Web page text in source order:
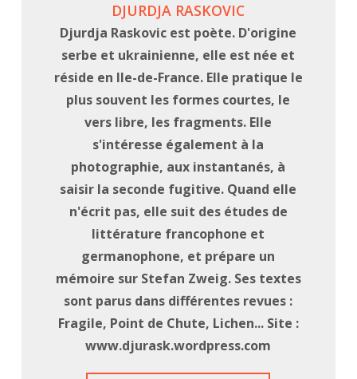
DJURDJA RASKOVIC
Djurdja Raskovic est poète. D'origine
serbe et ukrainienne, elle est née et
réside en Ile-de-France. Elle pratique le
plus souvent les formes courtes, le
vers libre, les fragments. Elle
s'intéresse également à la
photographie, aux instantanés, à
saisir la seconde fugitive. Quand elle
n'écrit pas, elle suit des études de
littérature francophone et
germanophone, et prépare un
mémoire sur Stefan Zweig. Ses textes
sont parus dans différentes revues :
Fragile, Point de Chute, Lichen... Site :
www.djurask.wordpress.com